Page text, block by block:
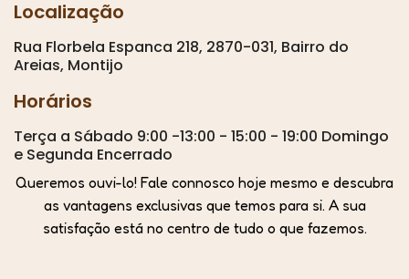
Localização
Rua Florbela Espanca 218, 2870-031, Bairro do
Areias, Montijo
Horários
Terça a Sábado 9:00 -13:00 - 15:00 - 19:00 Domingo
e Segunda Encerrado
Queremos ouvi-lo! Fale connosco hoje mesmo e descubra
as vantagens exclusivas que temos para si. A sua
satisfação está no centro de tudo o que fazemos.